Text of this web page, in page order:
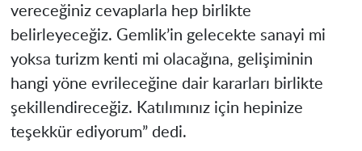
vereceğiniz cevaplarla hep birlikte
belirleyeceğiz. Gemlik’in gelecekte sanayi mi
yoksa turizm kenti mi olacağına, gelişiminin
hangi yöne evrileceğine dair kararları birlikte
şekillendireceğiz. Katılımınız için hepinize
teşekkür ediyorum” dedi.